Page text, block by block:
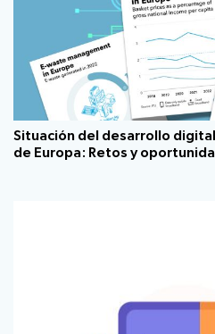
Situación del desarrollo
de Europa: Retos y